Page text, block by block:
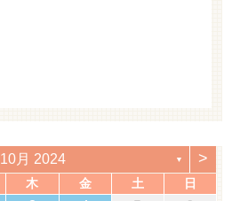
10月 2024 ▼ >
木 金 土 日